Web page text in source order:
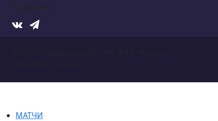
Соцсети
МАТЧИ